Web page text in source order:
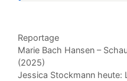
Kategorien
Reportage
Marie Bach Hansen –
(2025)
Jessica Stockmann heute: